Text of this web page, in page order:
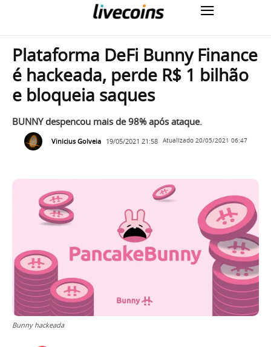
Plataforma DeFi Bunny Finance
é hackeada, perde R$ 1 bilhão
e bloqueia saques
BUNNY despencou mais de 98% após ataque.
Vinicius Golveia 19/05/2021 21:58 Atualizado 20/05/2021 06:47
Bunny hackeada